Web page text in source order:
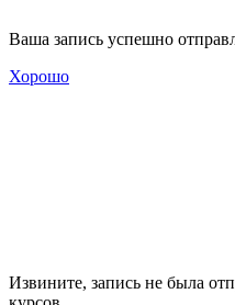
Ваша запись успешно
Хорошо
Извините, запись не была